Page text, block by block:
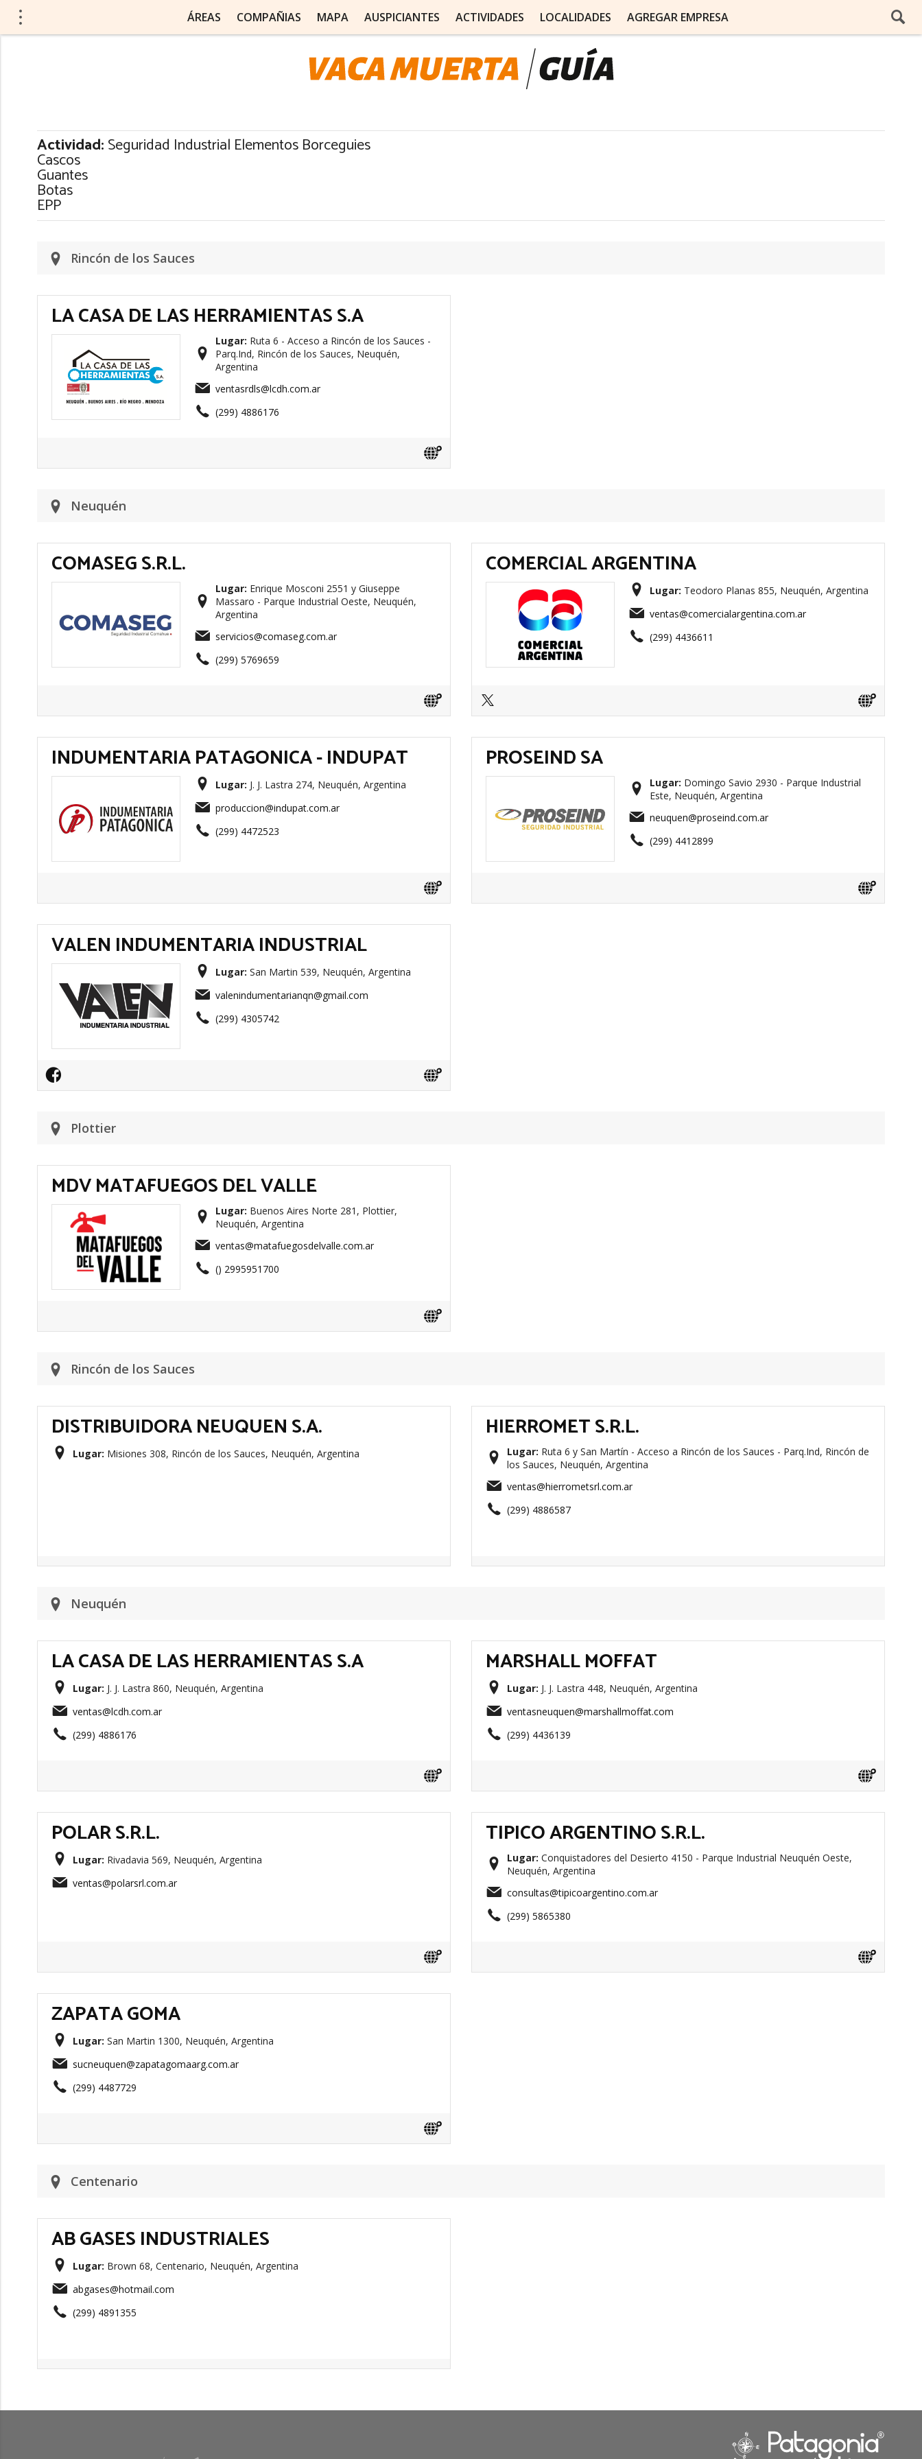
ÁREAS COMPAÑIAS MAPA AUSPICIANTES ACTIVIDADES LOCALIDADES AGREGAR EMPRESA
Actividad:Seguridad Industrial Elementos Borceguies
Cascos
Guantes
Botas
EPP
Rincón de los Sauces
LA CASA DE LAS HERRAMIENTAS S.A
Lugar: Ruta 6 - Acceso a Rincón de los Sauces -
Parq.Ind, Rincón de los Sauces, Neuquén,
Argentina
ventasrdls@lcdh.com.ar
(299) 4886176
Neuquén
COMASEG S.R.L.
Lugar: Enrique Mosconi 2551 y Giuseppe
Massaro - Parque Industrial Oeste, Neuquén,
Argentina
servicios@comaseg.com.ar
(299) 5769659
COMERCIAL ARGENTINA
Lugar: Teodoro Planas 855, Neuquén, Argentina
ventas@comercialargentina.com.ar
(299) 4436611
INDUMENTARIA PATAGONICA - INDUPAT
Lugar: J. J. Lastra 274, Neuquén, Argentina
produccion@indupat.com.ar
(299) 4472523
PROSEIND SA
Lugar: Domingo Savio 2930 - Parque Industrial
Este, Neuquén, Argentina
neuquen@proseind.com.ar
(299) 4412899
VALEN INDUMENTARIA INDUSTRIAL
Lugar: San Martin 539, Neuquén, Argentina
valenindumentarianqn@gmail.com
(299) 4305742
Plottier
MDV MATAFUEGOS DEL VALLE
Lugar: Buenos Aires Norte 281, Plottier,
Neuquén, Argentina
ventas@matafuegosdelvalle.com.ar
() 2995951700
Rincón de los Sauces
DISTRIBUIDORA NEUQUEN S.A.
Lugar: Misiones 308, Rincón de los Sauces, Neuquén, Argentina
HIERROMET S.R.L.
Lugar: Ruta 6 y San Martín - Acceso a Rincón de los Sauces - Parq.Ind, Rincón de
los Sauces, Neuquén, Argentina
ventas@hierrometsrl.com.ar
(299) 4886587
Neuquén
LA CASA DE LAS HERRAMIENTAS S.A
Lugar: J. J. Lastra 860, Neuquén, Argentina
ventas@lcdh.com.ar
(299) 4886176
MARSHALL MOFFAT
Lugar: J. J. Lastra 448, Neuquén, Argentina
ventasneuquen@marshallmoffat.com
(299) 4436139
POLAR S.R.L.
Lugar: Rivadavia 569, Neuquén, Argentina
ventas@polarsrl.com.ar
TIPICO ARGENTINO S.R.L.
Lugar: Conquistadores del Desierto 4150 - Parque Industrial Neuquén Oeste,
Neuquén, Argentina
consultas@tipicoargentino.com.ar
(299) 5865380
ZAPATA GOMA
Lugar: San Martin 1300, Neuquén, Argentina
sucneuquen@zapatagomaarg.com.ar
(299) 4487729
Centenario
AB GASES INDUSTRIALES
Lugar: Brown 68, Centenario, Neuquén, Argentina
abgases@hotmail.com
(299) 4891355